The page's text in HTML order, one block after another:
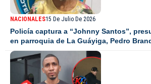
NACIONALES15 De Julio De 2026
Policía captura a “Johnny Santos”,
en parroquia de La Guáyiga, Pedro